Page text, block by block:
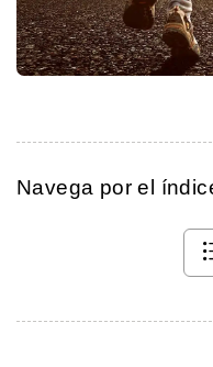
Navega por el